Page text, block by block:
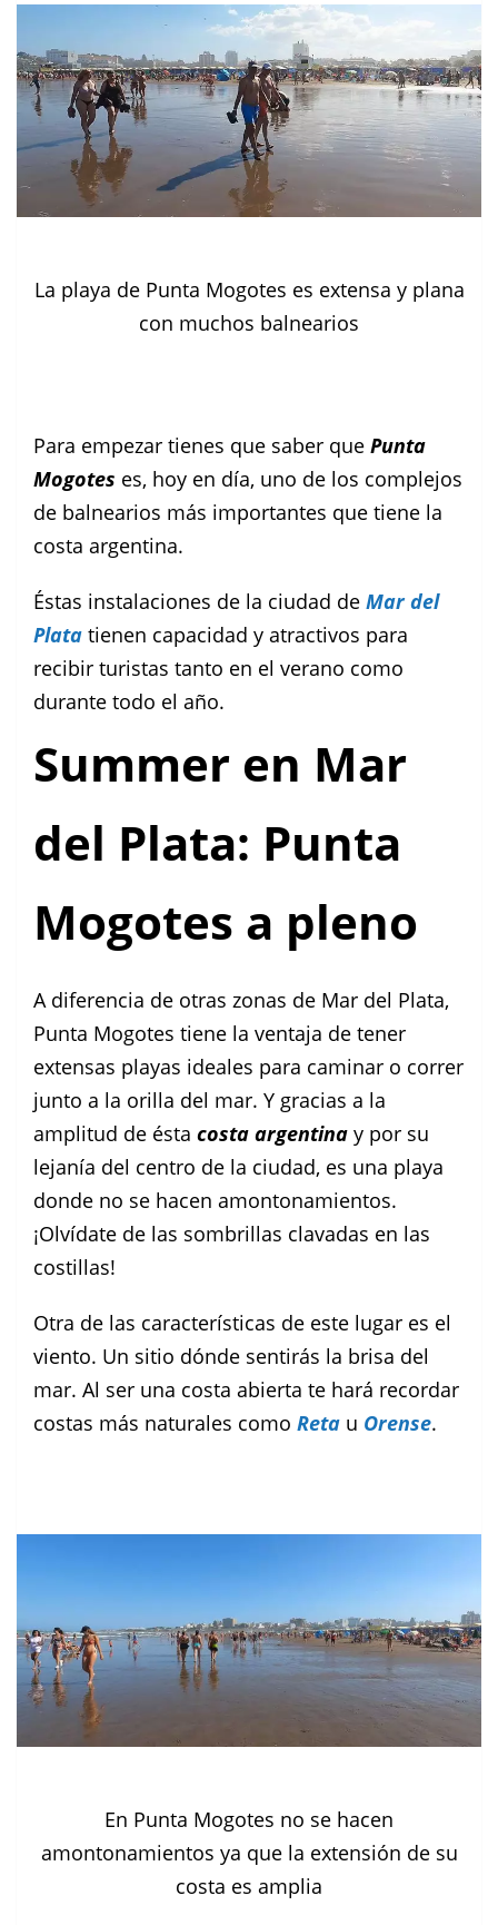
La playa de Punta Mogotes es extensa y plana
con muchos balnearios
Para empezar tienes que saber que Punta
Mogotes es, hoy en día, uno de los complejos
de balnearios más importantes que tiene la
costa argentina.
Éstas instalaciones de la ciudad de Mar del
Plata tienen capacidad y atractivos para
recibir turistas tanto en el verano como
durante todo el año.
Summer en Mar
del Plata: Punta
Mogotes a pleno
A diferencia de otras zonas de Mar del Plata,
Punta Mogotes tiene la ventaja de tener
extensas playas ideales para caminar o correr
junto a la orilla del mar. Y gracias a la
amplitud de ésta costa argentina y por su
lejanía del centro de la ciudad, es una playa
donde no se hacen amontonamientos.
¡Olvídate de las sombrillas clavadas en las
costillas!
Otra de las características de este lugar es el
viento. Un sitio dónde sentirás la brisa del
mar. Al ser una costa abierta te hará recordar
costas más naturales como Reta u Orense.
En Punta Mogotes no se hacen
amontonamientos ya que la extensión de su
costa es amplia